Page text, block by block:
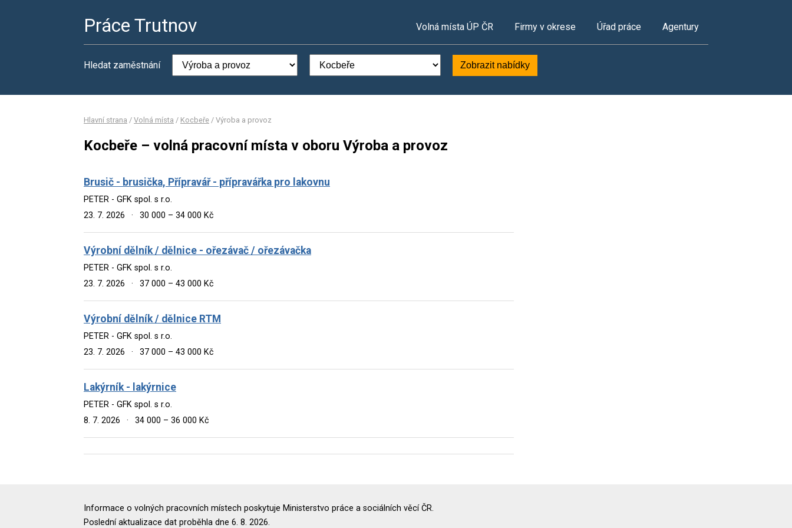
Práce Trutnov Volná místa ÚP ČR Firmy v okrese Úřad práce Agentury
Hledat zaměstnání Zobrazit nabídky
Hlavní strana / Volná místa / Kocbeře / Výroba a provoz
Kocbeře – volná pracovní místa v oboru Výroba a provoz
Brusič - brusička, Přípravář - přípravářka pro lakovnu
PETER - GFK spol. s r.o.
23. 7. 2026
· 30 000 – 34 000 Kč
Výrobní dělník / dělnice - ořezávač / ořezávačka
PETER - GFK spol. s r.o.
23. 7. 2026
· 37 000 – 43 000 Kč
Výrobní dělník / dělnice RTM
PETER - GFK spol. s r.o.
23. 7. 2026
· 37 000 – 43 000 Kč
Lakýrník - lakýrnice
PETER - GFK spol. s r.o.
8. 7. 2026
· 34 000 – 36 000 Kč
Informace o volných pracovních místech poskytuje Ministerstvo práce a sociálních věcí ČR.
Poslední aktualizace dat proběhla dne 6. 8. 2026.